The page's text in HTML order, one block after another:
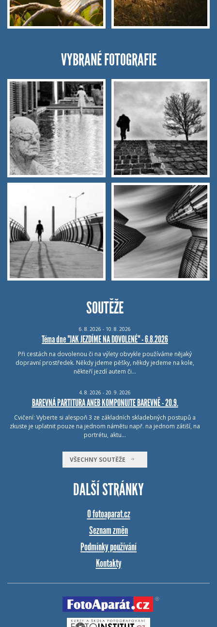
VYBRANÉ FOTOGRAFIE
SOUTĚŽE
6. 8. 2026 - 10. 8. 2026
Téma dne "JAK JEZDÍME NA DOVOLENÉ" - 6.8.2026
Při cestách na dovolenou či na výlety obvykle používáme nějaký
dopravní prostředek. Někdy jdeme pěšky, někdy jedeme na kole,
někteří jezdí autem či…
4. 8. 2026 - 20. 9. 2026
BAREVNÁ PARTITURA ANEB KOMPONUJTE BAREVNĚ - 20.9.
Cvičení: Vyberte si alespoň 3 ze základních skladebných postupů a
zkuste je uplatnit pouze na jednom námětu např. na jednom zátiší, na
portrétu, aktu…
VŠECHNY SOUTĚŽE
DALŠÍ STRÁNKY
O fotoaparat.cz
Seznam změn
Podmínky používání
Kontakty